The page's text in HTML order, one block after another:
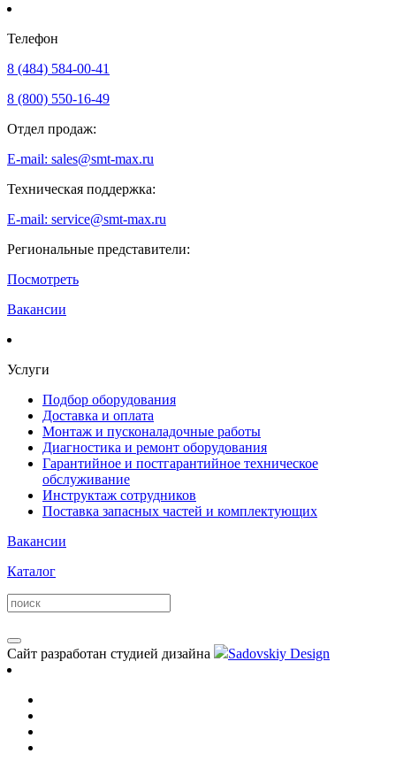
Телефон
8 (484) 584-00-41
8 (800) 550-16-49
Отдел продаж:
E-mail: sales@smt-max.ru
Техническая поддержка:
E-mail: service@smt-max.ru
Региональные представители:
Посмотреть
Вакансии
Услуги
Подбор оборудования
Доставка и оплата
Монтаж и пусконаладочные работы
Диагностика и ремонт оборудования
Гарантийное и постгарантийное техническое
обслуживание
Инструктаж сотрудников
Поставка запасных частей и комплектующих
Вакансии
Каталог
Сайт разработан студией дизайна Sadovskiy Design